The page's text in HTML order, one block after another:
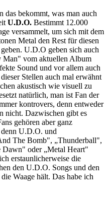
das bekommt, was man auch
U.D.O. Bestimmt 12.000
versammelt, um sich mit dem
Metal den Rest für diesen
U.D.O geben sich auch
Man" vom aktuellen Album
Sound und vor allem auch
Stellen auch mal erwähnt
akustisch wie visuell zu
natürlich, man ist Fan der
kontrovers, denn entweder
nicht. Dazwischen gibt es
gehören aber ganz
U.D.O. und
The Bomb", „Thunderball",
Dawn" oder „Metal Heart"
erstaunlicherweise die
den U.D.O. Songs und den
Waage hält. Das habe ich